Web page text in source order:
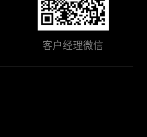
客户经理微信